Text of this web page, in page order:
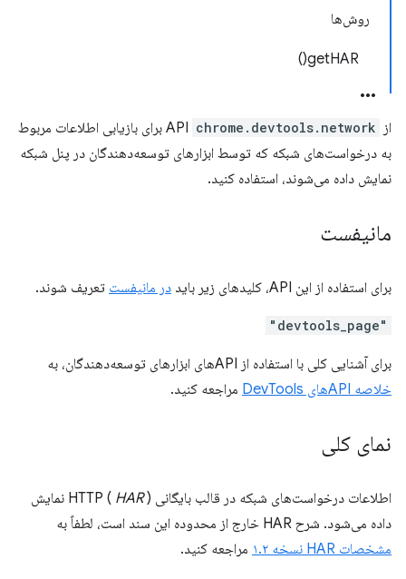
روش‌ها
getHAR()
از API chrome.devtools.network
برای بازیابی اطلاعات مربوط
به درخواست‌های شبکه که توسط ابزارهای توسعه‌دهندگان در پنل شبکه
نمایش داده می‌شوند، استفاده کنید.
مانیفست
برای استفاده از این API، کلیدهای زیر باید در مانیفست تعریف شوند.
"devtools_page"
برای آشنایی کلی با استفاده از APIهای ابزارهای توسعه‌دهندگان، به
خلاصه APIهای DevTools
مراجعه کنید.
نمای کلی
اطلاعات درخواست‌های شبکه در قالب بایگانی HTTP ( HAR
) نمایش
داده می‌شود. شرح HAR خارج از محدوده این سند است، لطفاً به
مشخصات HAR نسخه ۱.۲
مراجعه کنید.